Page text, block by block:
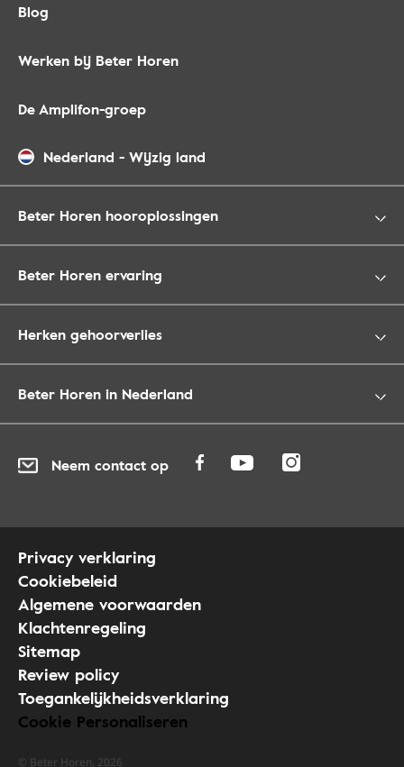
Blog
Werken bij Beter Horen
De Amplifon-groep
Nederland - Wijzig land
Beter Horen hooroplossingen
Beter Horen ervaring
Herken gehoorverlies
Beter Horen in Nederland
Neem contact op
Privacy verklaring
Cookiebeleid
Algemene voorwaarden
Klachtenregeling
Sitemap
Review policy
Toegankelijkheidsverklaring
Cookie Personaliseren
© Beter Horen, 2026